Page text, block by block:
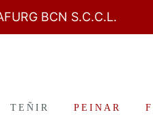
BCN S.C.C.L.
TEÑIR PEINAR